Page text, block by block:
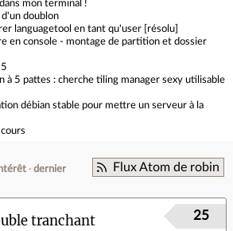
mon terminal !
doublon
languagetool en tant qu'user [résolu]
en console - montage de partition et dossier
à 5 pattes : cherche tiling manager sexy utilisable
débian stable pour mettre un serveur à la
Flux Atom de robin
dernier
tranchant 25